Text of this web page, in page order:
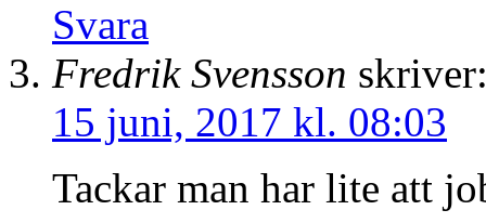
Svara
Fredrik Svensson
15 juni, 2017 kl. 08:03
Tackar man har lite att